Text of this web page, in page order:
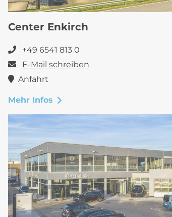
Center Enkirch
+49 6541 813 0
E-Mail schreiben
Anfahrt
Mehr Infos